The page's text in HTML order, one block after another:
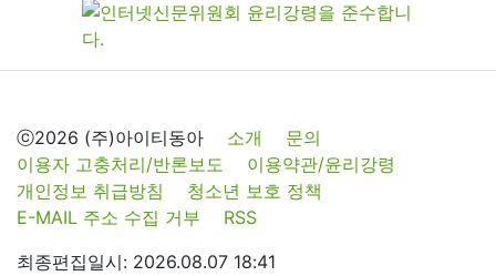
ⓒ2026 (주)아이티동아 소개
문의
이용자 고충처리/반론보도
이용약관/윤리강령
개인정보 취급방침
청소년 보호 정책
E-MAIL 주소 수집 거부
RSS
최종편집일시: 2026.08.07 18:41